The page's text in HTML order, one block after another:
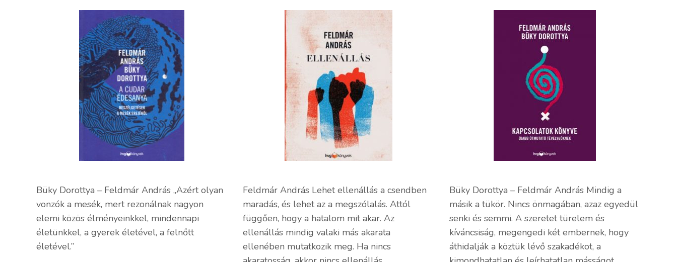
Büky Dorottya – Feldmár András „Azért olyan
vonzók a mesék, mert rezonálnak nagyon
elemi közös élményeinkkel, mindennapi
életünkkel, a gyerek életével, a felnőtt
életével.”
Feldmár András Lehet ellenállás a csendben
maradás, és lehet az a megszólalás. Attól
függően, hogy a hatalom mit akar. Az
ellenállás mindig valaki más akarata
ellenében mutatkozik meg. Ha nincs
Büky Dorottya – Feldmár András Mindig a
másik a tükör. Nincs önmagában, azaz egyedül
senki és semmi. A szeretet türelem és
kíváncsiság, megengedi két embernek, hogy
áthidalják a köztük lévő szakadékot, a